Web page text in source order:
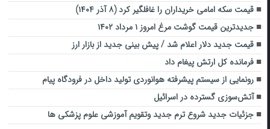
قیمت سکه امامی خریداران را غافلگیر کرد (۸ آذر ۱۴۰۴)
جدیدترین قیمت گوشت مرغ امروز ۱ مرداد ۱۴۰۲
قیمت جدید دلار اعلام شد / پیش بینی جدید از بازار ارز
فرمانده کل ارتش پیغام داد
رونمایی از سیستم پیشرفته هوانوردی تولید داخل در فرودگاه پیام
آتش‌سوزی گسترده در اسرائیل
جزئیات جدید شروع ترم جدید وتقویم آموزشی علوم پزشکی ها